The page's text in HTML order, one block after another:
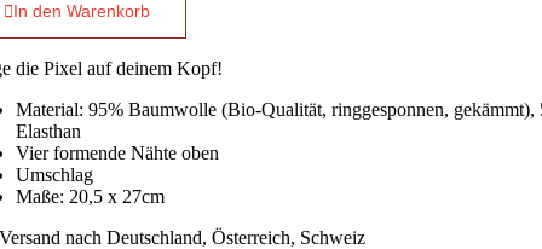
In den Warenkorb
die Pixel auf deinem Kopf!
Material: 95% Baumwolle (Bio-Qualität, ringgesponnen, gekämmt),
Elasthan
Vier formende Nähte oben
Umschlag
Maße: 20,5 x 27cm
Versand nach Deutschland, Österreich, Schweiz